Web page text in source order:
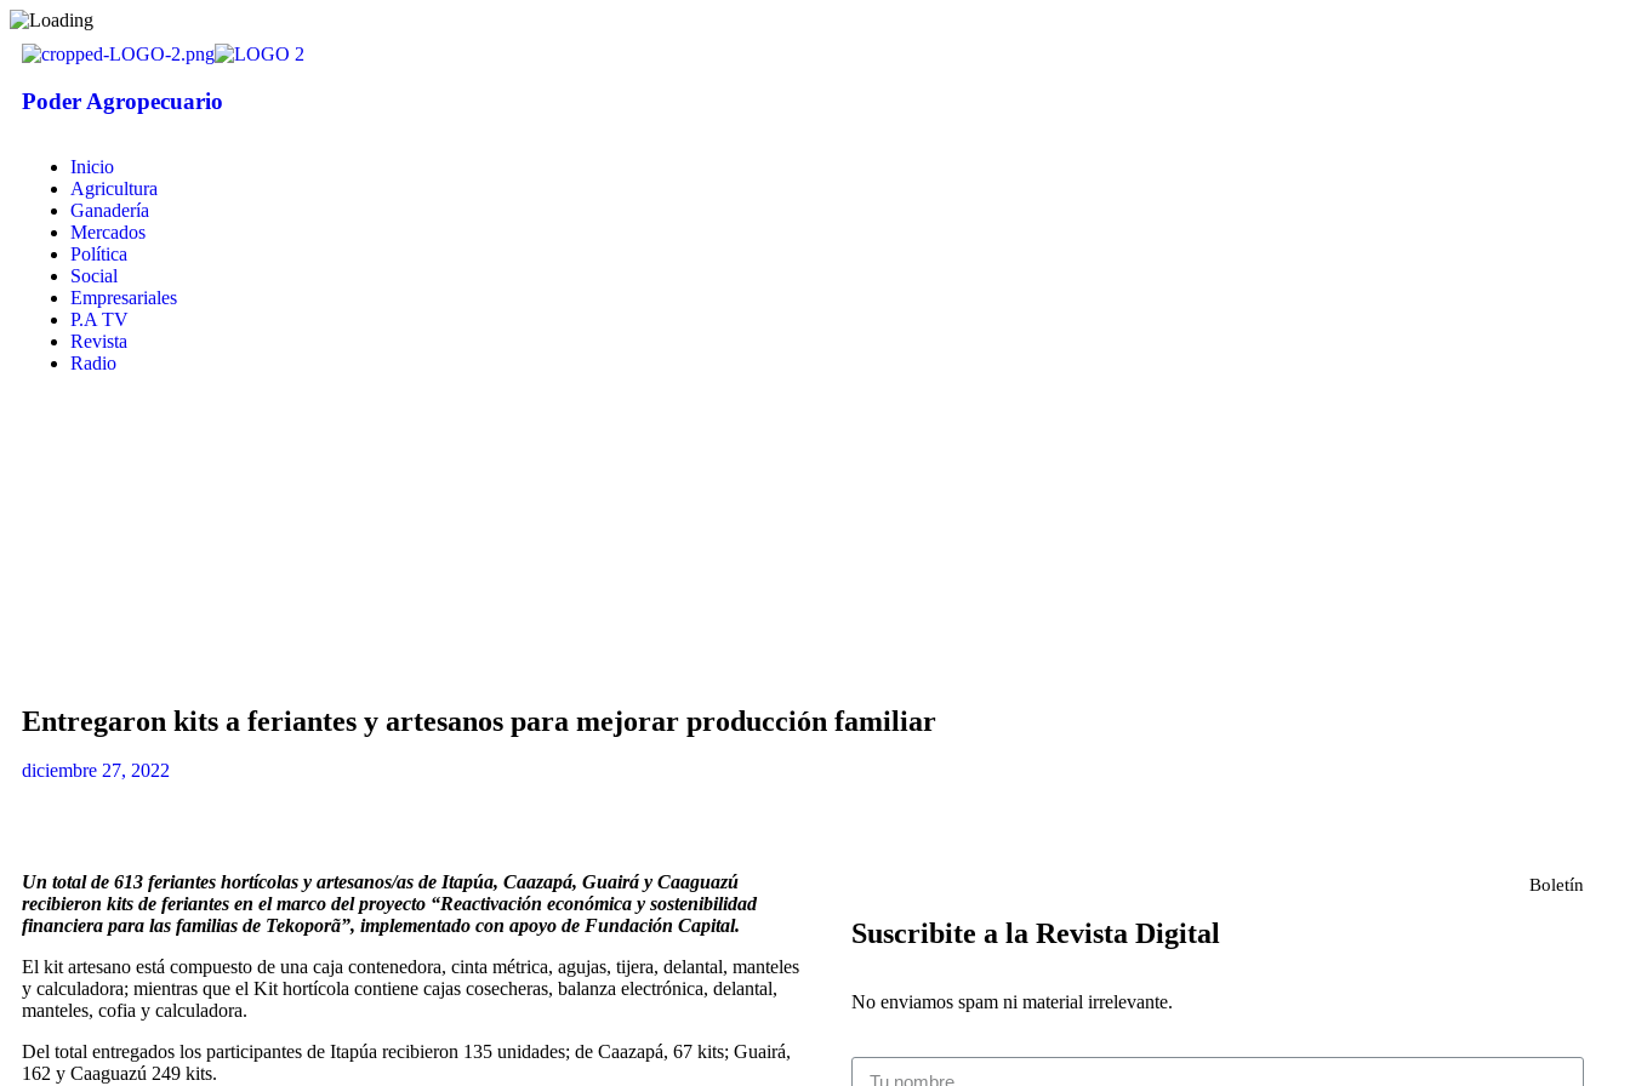
Poder Agropecuario
Inicio
Agricultura
Ganadería
Mercados
Política
Social
Empresariales
P.A TV
Revista
Radio
Entregaron kits a feriantes y artesanos para mejorar producción familiar
diciembre 27, 2022
Un total de 613 feriantes hortícolas y artesanos/as de Itapúa, Caazapá, Guairá y Caaguazú
recibieron kits de feriantes en el marco del proyecto “Reactivación económica y sostenibilidad
financiera para las familias de Tekoporã”, implementado con apoyo de Fundación Capital.
El kit artesano está compuesto de una caja contenedora, cinta métrica, agujas, tijera, delantal, manteles
y calculadora; mientras que el Kit hortícola contiene cajas cosecheras, balanza electrónica, delantal,
manteles, cofia y calculadora.
Del total entregados los participantes de Itapúa recibieron 135 unidades; de Caazapá, 67 kits; Guairá,
162 y Caaguazú 249 kits.
Boletín
Suscribite a la Revista Digital
No enviamos spam ni material irrelevante.